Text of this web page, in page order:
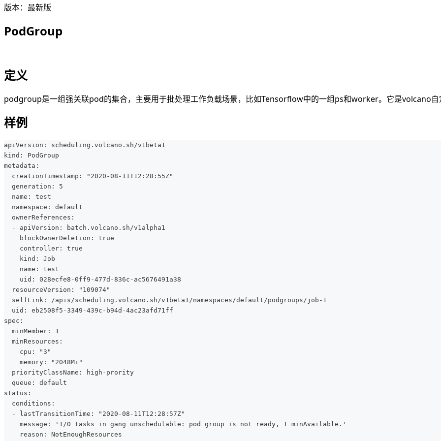
版本：最新版
PodGroup
定义
podgroup是一组强关联pod的集合，主要用于批处理工作负载场景，比如Tensorflow中的一组ps和worker。它是volcano自
样例
apiVersion: scheduling.volcano.sh/v1beta1
kind: PodGroup
metadata:
  creationTimestamp: "2020-08-11T12:28:55Z"
  generation: 5
  name: test
  namespace: default
  ownerReferences:
  - apiVersion: batch.volcano.sh/v1alpha1
    blockOwnerDeletion: true
    controller: true
    kind: Job
    name: test
    uid: 028ecfe8-0ff9-477d-836c-ac5676491a38
  resourceVersion: "109074"
  selfLink: /apis/scheduling.volcano.sh/v1beta1/namespaces/default/podgroups/job-1
  uid: eb2508f5-3349-439c-b94d-4ac23afd71ff
spec:
  minMember: 1
  minResources:
    cpu: "3"
    memory: "2048Mi"
  priorityClassName: high-prority
  queue: default
status:
  conditions:
  - lastTransitionTime: "2020-08-11T12:28:57Z"
    message: '1/0 tasks in gang unschedulable: pod group is not ready, 1 minAvailable.'
    reason: NotEnoughResources